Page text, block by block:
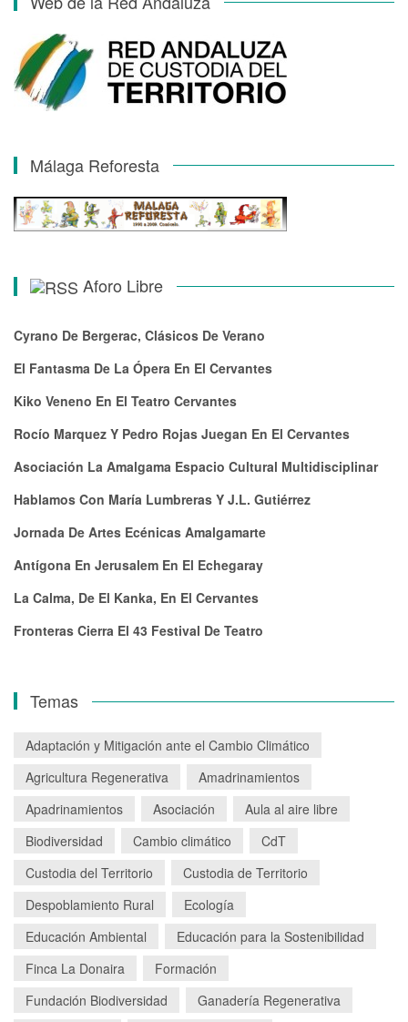
Málaga Reforesta
Aforo Libre
Cyrano De Bergerac, Clásicos De Verano
El Fantasma De La Ópera En El Cervantes
Kiko Veneno En El Teatro Cervantes
Rocío Marquez Y Pedro Rojas Juegan En El Cervantes
Asociación La Amalgama Espacio Cultural Multidisciplinar
Hablamos Con María Lumbreras Y J.L. Gutiérrez
Jornada De Artes Ecénicas Amalgamarte
Antígona En Jerusalem En El Echegaray
La Calma, De El Kanka, En El Cervantes
Fronteras Cierra El 43 Festival De Teatro
Temas
Adaptación y Mitigación ante el Cambio Climático
Agricultura Regenerativa
Amadrinamientos
Apadrinamientos
Asociación
Aula al aire libre
Biodiversidad
Cambio climático
CdT
Custodia del Territorio
Custodia de Territorio
Despoblamiento Rural
Ecología
Educación Ambiental
Educación para la Sostenibilidad
Finca La Donaira
Formación
Fundación Biodiversidad
Ganadería Regenerativa